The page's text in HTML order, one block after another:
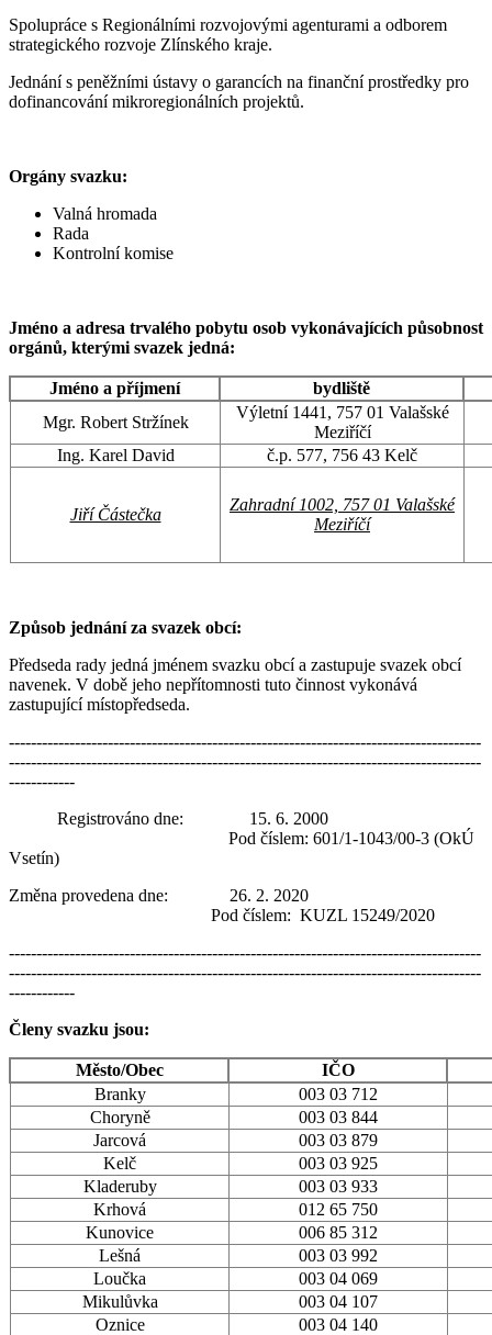
Spolupráce s Regionálními rozvojovými agenturami a odborem
strategického rozvoje Zlínského kraje.
Jednání s peněžními ústavy o garancích na finanční prostředky pro
dofinancování mikroregionálních projektů.
Orgány svazku:
Valná hromada
Rada
Kontrolní komise
Jméno a adresa trvalého pobytu osob vykonávajících působnost
orgánů, kterými svazek jedná:
Jméno a příjmení
bydliště
Mgr. Robert Stržínek
Výletní 1441, 757 01 Valašské
Meziříčí
Ing. Karel David
č.p. 577, 756 43 Kelč
Jiří Částečka
Zahradní 1002, 757 01 Valašské
Meziříčí
Způsob jednání za svazek obcí:
Předseda rady jedná jménem svazku obcí a zastupuje svazek obcí
navenek. V době jeho nepřítomnosti tuto činnost vykonává
zastupující místopředseda.
--------------------------------------------------------------------------------------
--------------------------------------------------------------------------------------
------------
Registrováno dne: 15. 6. 2000
Pod číslem: 601/1-1043/00-3 (OkÚ
Vsetín)
Změna provedena dne: 26. 2. 2020
Pod číslem: KUZL 15249/2020
--------------------------------------------------------------------------------------
--------------------------------------------------------------------------------------
------------
Členy svazku jsou:
Město/Obec
IČO
Branky
003 03 712
Choryně
003 03 844
Jarcová
003 03 879
Kelč
003 03 925
Kladeruby
003 03 933
Krhová
012 65 750
Kunovice
006 85 312
Lešná
003 03 992
Loučka
003 04 069
Mikulůvka
003 04 107
Oznice
003 04 140